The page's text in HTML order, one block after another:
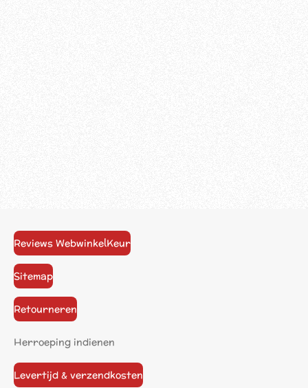
Reviews WebwinkelKeur
Sitemap
Retourneren
Herroeping indienen
Levertijd & verzendkosten